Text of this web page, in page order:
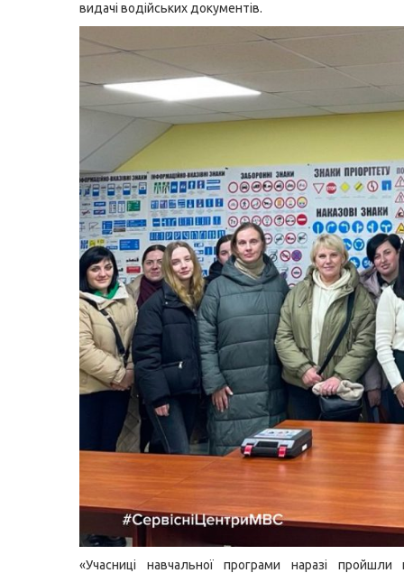
видачі водійських документів.
«Учасниці навчальної програми наразі пройшли